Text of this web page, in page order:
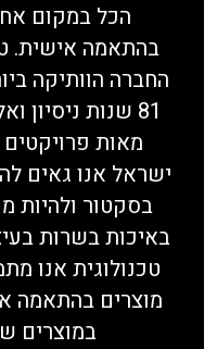
הכל במקום
בהתאמה אישית.
החברה הוותיקה
81 שנות ניסיון
מאות
ישראל אנו גאים
בסקטור ולהיות
באיכות בשרות
טכנולוגית אנו
מוצרים בהתאמה
במוצרים